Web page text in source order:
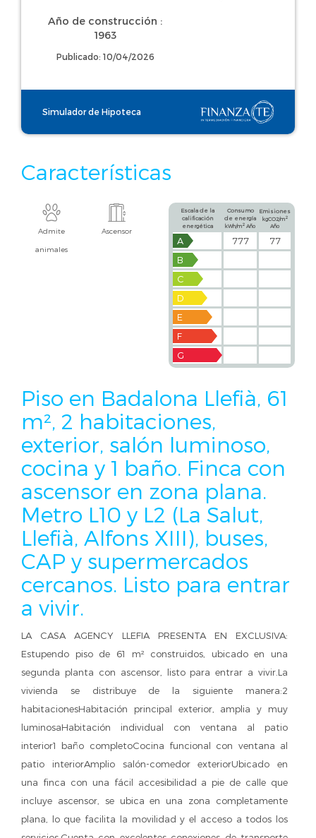
Año de construcción :
1963
Publicado: 10/04/2026
Simulador de Hipoteca
Características
Admite
animales
Ascensor
Escala de la
calificación
energética
Consumo
de energía
kWh/m2 Año
Emisiones
kgCO2/m 2
Año
A 777
77
B
C
D
E
F
G
Piso en Badalona Llefià, 61
m², 2 habitaciones,
exterior, salón luminoso,
cocina y 1 baño. Finca con
ascensor en zona plana.
Metro L10 y L2 (La Salut,
Llefià, Alfons XIII), buses,
CAP y supermercados
cercanos. Listo para entrar
a vivir.
LA CASA AGENCY LLEFIA PRESENTA EN EXCLUSIVA:
Estupendo piso de 61 m² construidos, ubicado en una
segunda planta con ascensor, listo para entrar a vivir.La
vivienda se distribuye de la siguiente manera:2
habitacionesHabitación principal exterior, amplia y muy
luminosaHabitación individual con ventana al patio
interior1 baño completoCocina funcional con ventana al
patio interiorAmplio salón-comedor exteriorUbicado en
una finca con una fácil accesibilidad a pie de calle que
incluye ascensor, se ubica en una zona completamente
plana, lo que facilita la movilidad y el acceso a todos los